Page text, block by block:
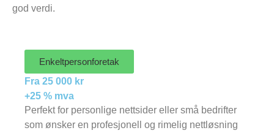
god verdi.
Enkeltpersonforetak
Fra 25 000 kr
+25 % mva
Perfekt for personlige nettsider eller små bedrifter
som ønsker en profesjonell og rimelig nettløsning